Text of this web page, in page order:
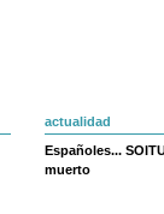
actualidad
Españoles...
muerto